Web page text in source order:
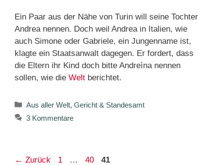
Ein Paar aus der Nähe von Turin will seine Tochter
Andrea nennen. Doch weil Andrea in Italien, wie
auch Simone oder Gabriele, ein Jungenname ist,
klagte ein Staatsanwalt dagegen. Er fordert, dass
die Eltern ihr Kind doch bitte Andreìna nennen
sollen, wie die Welt berichtet.
Kategorien
Aus aller Welt, Gericht & Standesamt
3 Kommentare
← Zurück Seite
1 … Seite
40 Seite
41